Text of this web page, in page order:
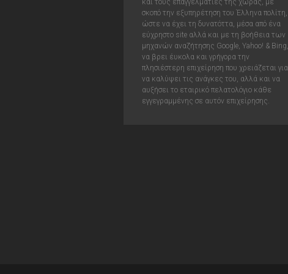
σκοπό την εξυπηρέτηση του Έλληνα πολίτη,
ώστε να έχει τη δυνατόττα, μέσα από ένα
εύχρηστο site αλλά και με τη βοήθεια των
μηχανών αναζήτησης Google, Yahoo! & Bing,
να βρει έυκολα και γρήγορα την
πλησιέστερη επιχείρηση που χρειάζεται για
να καλύψει τις ανάγκες του, αλλά και να
αυξήσει το εταιρικό πελατολόγιο κάθε
εγγεγραμμένης σε αυτόν επιχείρησης.